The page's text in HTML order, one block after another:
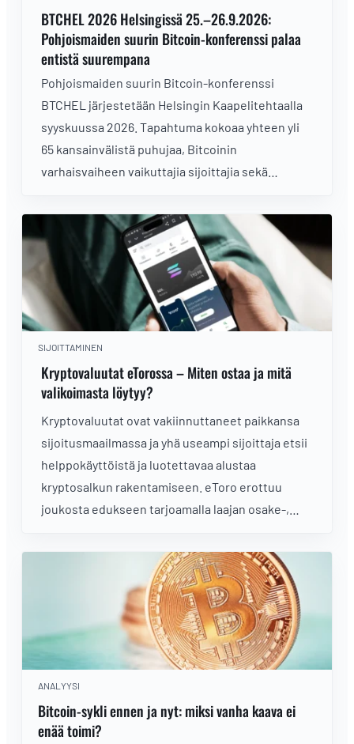
BTCHEL 2026 Helsingissä 25.–26.9.2026:
Pohjoismaiden suurin Bitcoin-konferenssi palaa
entistä suurempana
Pohjoismaiden suurin Bitcoin-konferenssi
BTCHEL järjestetään Helsingin Kaapelitehtaalla
syyskuussa 2026. Tapahtuma kokoaa yhteen yli
65 kansainvälistä puhujaa, Bitcoinin
varhaisvaiheen vaikuttajia sijoittajia sekä
tulevaisuudesta.
SIJOITTAMINEN
Kryptovaluutat eTorossa – Miten ostaa ja mitä
valikoimasta löytyy?
Kryptovaluutat ovat vakiinnuttaneet paikkansa
sijoitusmaailmassa ja yhä useampi sijoittaja etsii
helppokäyttöistä ja luotettavaa alustaa
kryptosalkun rakentamiseen. eToro erottuu
joukosta edukseen tarjoamalla laajan osake-,
ANALYYSI
Bitcoin-sykli ennen ja nyt: miksi vanha kaava ei
enää toimi?